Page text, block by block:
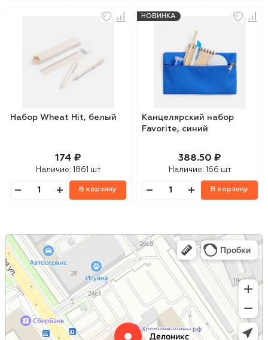
Набор Wheat Hit, белый
174 ₽
Наличие: 1861 шт
В корзину
НОВИНКА
Канцелярский набор
Favorite, синий
388.50 ₽
Наличие: 166 шт
В корзину